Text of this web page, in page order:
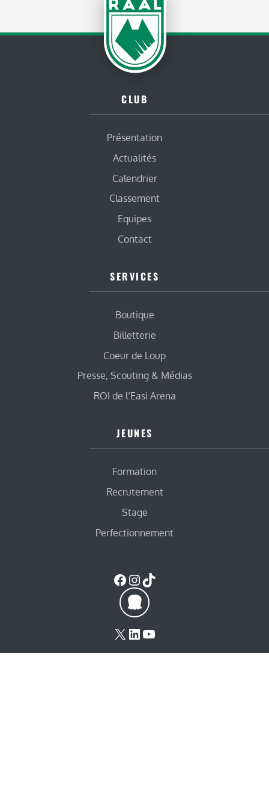
CLUB
Présentation
Actualités
Calendrier
Classement
Equipes
Contact
SERVICES
Boutique
Billetterie
Coeur de Loup
Presse, Scouting & Médias
ROI de l’Easi Arena
JEUNES
Formation
Recrutement
Stage
Perfectionnement
Facebook
Instagram
TikTok
X LinkedIn
YouTube